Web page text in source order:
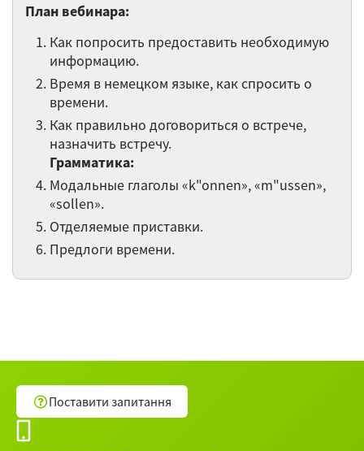
Отличительные особенности
фонетического и грамматического
строя немецкого языка, основные
правила чтения в немецком языке
Хобби зимой. Спряжение сильных
глаголов в настоящем времени.
Рождество в Германии. Рождественские
обычаи в разных странах мира.
Прогуливаясь по городу. Самые
красивые города Германии. Предлоги
дательного падежа. Предлоги места
(предлоги с двойным управлением).
прилагательных.
«Немецкий сленг: популярные
разговорные выражения» (Lebendiges
План вебинара:
Как попросить предоставить необходимую
информацию.
Время в немецком языке, как спросить о
времени.
Как правильно договориться о встрече,
назначить встречу.
Грамматика:
Модальные глаголы «k"onnen», «m"ussen»,
«sollen».
Отделяемые приставки.
Предлоги времени.
Поставити запитання